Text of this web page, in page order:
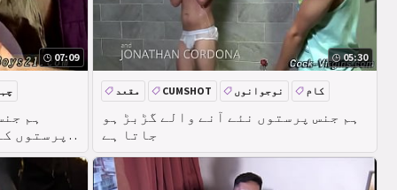
07:09
ہم
پرستوں
05:30
ہم جنس پرستوں نئے آنے والے گڑبڑ ہو
جاتا ہے
مقعد CUMSHOT نوجوانوں کام